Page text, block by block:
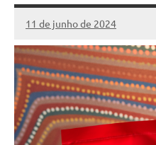
11 de junho de 2024
Marcelo
Fachin